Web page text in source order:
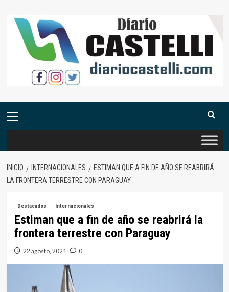
contenido
Menú
INICIO INTERNACIONALES
ESTIMAN QUE A FIN DE AÑO SE REABRIRÁ
LA FRONTERA TERRESTRE CON PARAGUAY
Destacados Internacionales
Estiman que a fin de año se reabrirá la
frontera terrestre con Paraguay
22 agosto, 2021 0